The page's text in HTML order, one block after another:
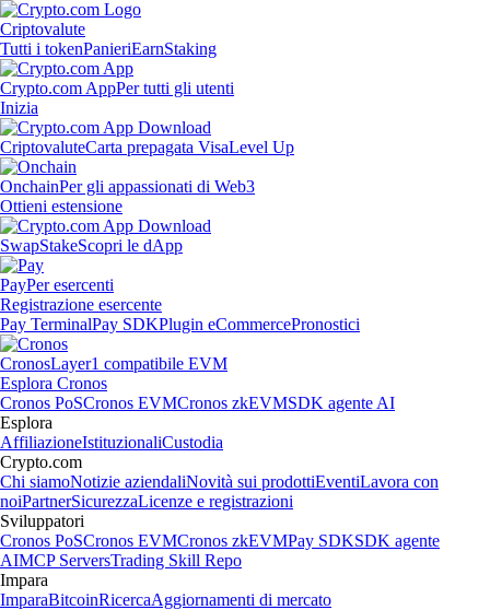
Criptovalute
Tutti i tokenPanieriEarnStaking
Crypto.com AppPer tutti gli utenti
Inizia
CriptovaluteCarta prepagata VisaLevel Up
OnchainPer gli appassionati di Web3
Ottieni estensione
SwapStakeScopri le dApp
PayPer esercenti
Registrazione esercente
Pay TerminalPay SDKPlugin eCommercePronostici
CronosLayer1 compatibile EVM
Esplora Cronos
Cronos PoSCronos EVMCronos zkEVMSDK agente AI
Esplora
AffiliazioneIstituzionaliCustodia
Crypto.com
Chi siamoNotizie aziendaliNovità sui prodottiEventiLavora con
noiPartnerSicurezzaLicenze e registrazioni
Sviluppatori
Cronos PoSCronos EVMCronos zkEVMPay SDKSDK agente
AIMCP ServersTrading Skill Repo
Impara
ImparaBitcoinRicercaAggiornamenti di mercato